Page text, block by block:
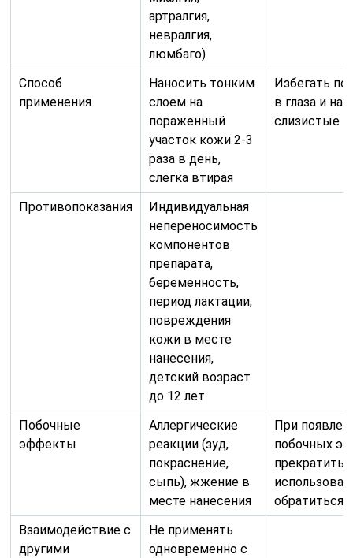
артралгия,
невралгия,
люмбаго)
Способ
применения
Наносить тонким
слоем на
пораженный
участок кожи 2-3
раза в день,
слегка втирая
Избегать
в глаза и на
слизистые
Противопоказания
Индивидуальная
непереносимость
компонентов
препарата,
беременность,
период лактации,
повреждения
кожи в месте
нанесения,
детский возраст
до 12 лет
Побочные
эффекты
Аллергические
реакции (зуд,
покраснение,
сыпь), жжение в
месте нанесения
При
побочных
прекратить
обратиться
Взаимодействие с
другими
Не применять
одновременно с